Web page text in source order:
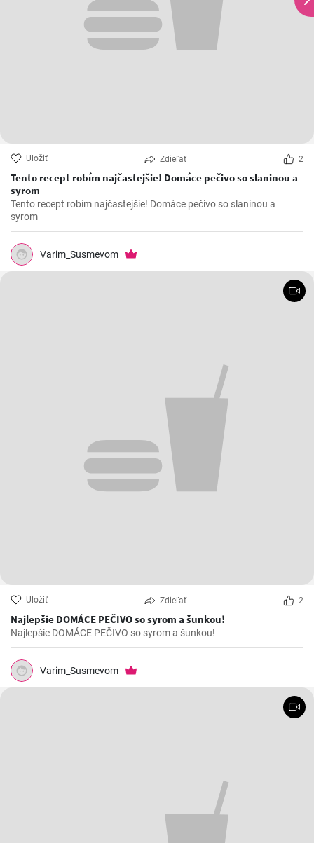
Uložiť Zdieľať 2
Tento recept robím najčastejšie! Domáce pečivo so slaninou a
syrom
Tento recept robím najčastejšie! Domáce pečivo so slaninou a
syrom
Varim_Susmevom
Uložiť Zdieľať 2
Najlepšie DOMÁCE PEČIVO so syrom a šunkou!
Najlepšie DOMÁCE PEČIVO so syrom a šunkou!
Varim_Susmevom